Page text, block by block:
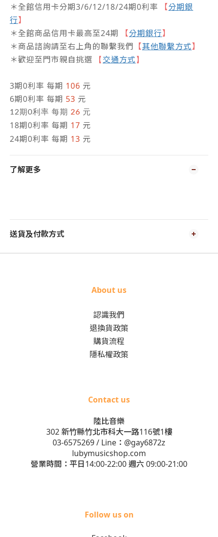
＊全館信用卡分期3/6/12/18/24期0利率
【分期銀
行】
＊全館商品信用卡最高至24期
【分期銀行】
＊商品諮詢請至右上角的聯繫我們 【其他聯繫方式】
＊歡迎至門市親自挑選
【 交通方式 】
3期0利率 每期 106 元
6期0利率 每期 53 元
12期0利率 每期 26 元
18期0利率 每期 17 元
24期0利率 每期 13 元
了解更多
送貨及付款方式
About us
認識我們
退換貨政策
購貨流程
隱私權政策
Contact us
陸比音樂
302 新竹縣竹北市科大一路116號1樓
03-6575269/ Line： @gay6872z
lubymusicshop.com
營業時間：平日14:00-22:00 週六 09:00-21:00
Follow us on